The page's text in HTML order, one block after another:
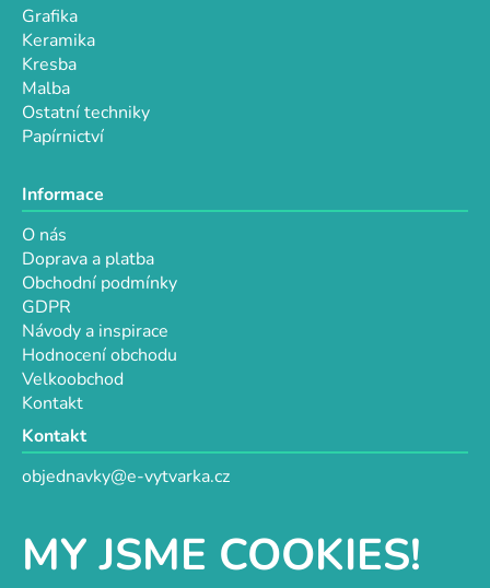
MY JSME COOKIES!
Grafika
Keramika
Kresba
Malba
Ostatní techniky
Papírnictví
Informace
O nás
Doprava a platba
Obchodní podmínky
GDPR
Návody a inspirace
Hodnocení obchodu
Velkoobchod
Kontakt
Kontakt
objednavky@e-vytvarka.cz
Facebook